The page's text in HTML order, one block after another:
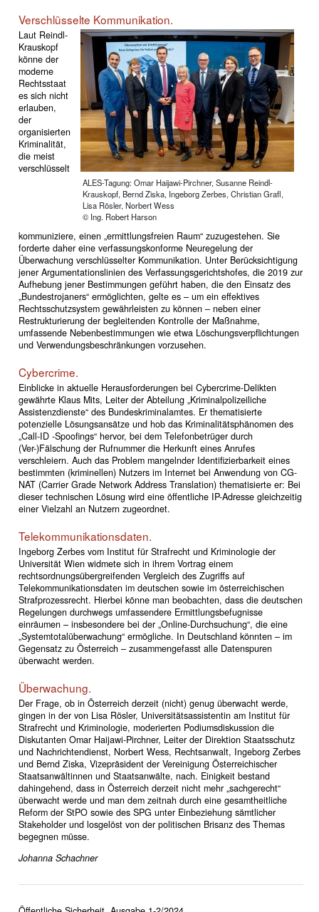
Verschlüsselte Kommunikation.
ALES-Tagung: Omar Haijawi-Pirchner, Susanne Reindl-
Krauskopf, Bernd Ziska, Ingeborg Zerbes, Christian Grafl,
Lisa Rösler, Norbert Wess
© Ing. Robert Harson
Laut Reindl-
Krauskopf
könne der
moderne
Rechtsstaat
es sich nicht
erlauben,
der
organisierten
Kriminalität,
die meist
verschlüsselt
kommuniziere, einen „ermittlungsfreien Raum“ zuzugestehen. Sie
forderte daher eine verfassungskonforme Neuregelung der
Überwachung verschlüsselter Kommunikation. Unter Berücksichtigung
jener Argumentationslinien des Verfassungsgerichtshofes, die 2019 zur
Aufhebung jener Bestimmungen geführt haben, die den Einsatz des
„Bundestrojaners“ ermöglichten, gelte es – um ein effektives
Rechtsschutzsystem gewährleisten zu können – neben einer
Restrukturierung der begleitenden Kontrolle der Maßnahme,
umfassende Nebenbestimmungen wie etwa Löschungsverpflichtungen
und Verwendungsbeschränkungen vorzusehen.
Cybercrime.
Einblicke in aktuelle Herausforderungen bei Cybercrime-Delikten
gewährte Klaus Mits, Leiter der Abteilung „Kriminalpolizeiliche
Assistenzdienste“ des Bundeskriminalamtes. Er thematisierte
potenzielle Lösungsansätze und hob das Kriminalitätsphänomen des
„Call-ID -Spoofings“ hervor, bei dem Telefonbetrüger durch
(Ver-)Fälschung der Rufnummer die Herkunft eines Anrufes
verschleiern. Auch das Problem mangelnder Identifizierbarkeit eines
bestimmten (kriminellen) Nutzers im Internet bei Anwendung von CG-
NAT (Carrier Grade Network Address Translation) thematisierte er: Bei
dieser technischen Lösung wird eine öffentliche IP-Adresse gleichzeitig
einer Vielzahl an Nutzern zugeordnet.
Telekommunikationsdaten.
Ingeborg Zerbes vom Institut für Strafrecht und Kriminologie der
Universität Wien widmete sich in ihrem Vortrag einem
rechtsordnungsübergreifenden Vergleich des Zugriffs auf
Telekommunikationsdaten im deutschen sowie im österreichischen
Strafprozessrecht. Hierbei könne man beobachten, dass die deutschen
Regelungen durchwegs umfassendere Ermittlungsbefugnisse
einräumen – insbesondere bei der „Online-Durchsuchung“, die eine
„Systemtotal­überwachung“ ermögliche. In Deutschland könnten – im
Gegensatz zu Österreich – zusammengefasst alle Datenspuren
überwacht werden.
Überwachung.
Der Frage, ob in Österreich derzeit (nicht) genug überwacht werde,
gingen in der von Lisa Rösler, Universitätsassistentin am Institut für
Strafrecht und Kriminologie, moderierten Podiumsdiskussion die
Diskutanten Omar Haijawi-Pirchner, Leiter der Direktion Staatsschutz
und Nachrichtendienst, Norbert Wess, Rechtsanwalt, Ingeborg Zerbes
und Bernd Ziska, Vizepräsident der Vereinigung Österreichischer
Staatsanwältinnen und Staatsanwälte, nach. Einigkeit bestand
dahingehend, dass in Österreich derzeit nicht mehr „sachgerecht“
überwacht werde und man dem zeitnah durch eine gesamtheitliche
Reform der StPO sowie des SPG unter Einbeziehung sämtlicher
Stakeholder und losgelöst von der politischen Brisanz des Themas
begegnen müsse.
Johanna Schachner